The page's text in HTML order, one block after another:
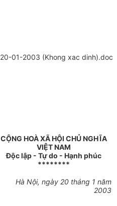
01-2003 (Khong xac dinh).doc
CỘNG HOÀ XÃ HỘI CHỦ NGHĨA
VIỆT NAM
Độc lập - Tự do - Hạnh phúc
********
Hà Nội, ngày 20 tháng 1 năm
2003